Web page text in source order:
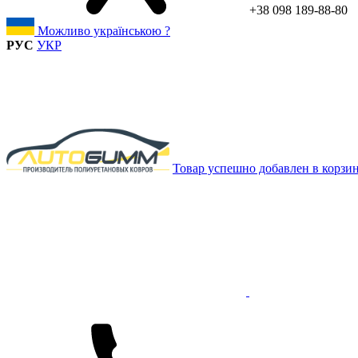
+38 098 189-88-80
Можливо українською ?
РУС УКР
Товар успешно добавлен в